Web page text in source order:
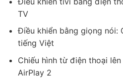
điều khiển tivi nhanh chóng bằng
remote.
– Dễ dàng trình chiếu hình ảnh,
điện thoại lên tivi thông qua ứng
2 (iPhone).
– Cài đặt các chế độ tiết kiệm điện
TV
Điều khiển bằng giọng nói:
tiếng Việt
Chiếu hình từ điện thoại
AirPlay 2